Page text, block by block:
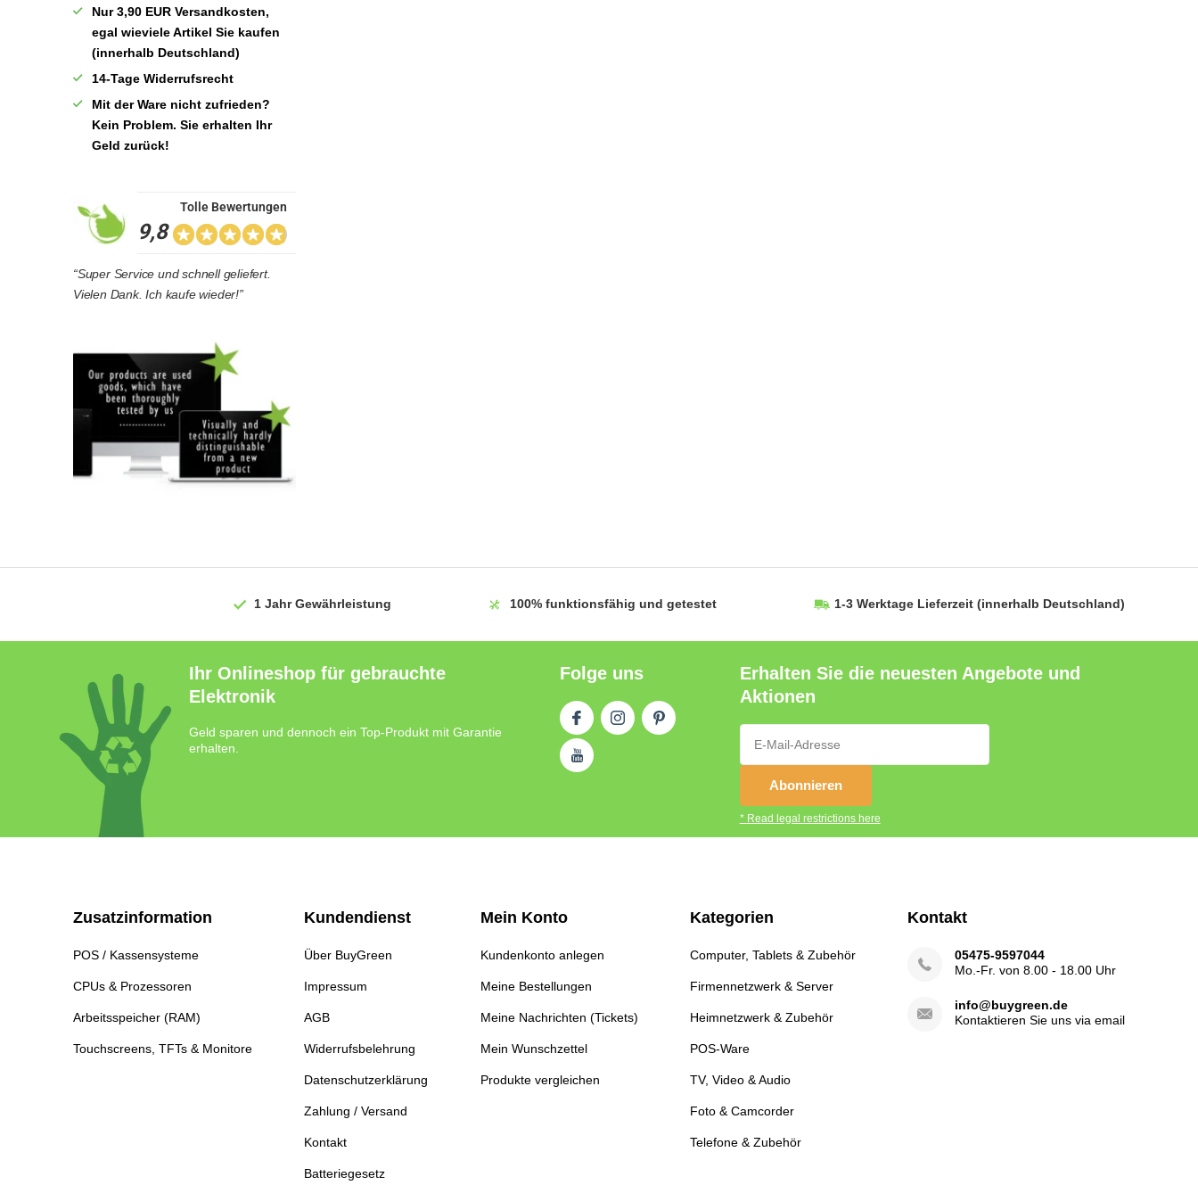
Nur 3,90 EUR Versandkosten,
egal wieviele Artikel Sie kaufen
(innerhalb Deutschland)
14-Tage Widerrufsrecht
Mit der Ware nicht zufrieden?
Kein Problem. Sie erhalten Ihr
Geld zurück!
9,8
Tolle Bewertungen
“Super Service und schnell geliefert.
Vielen Dank. Ich kaufe wieder!”
1 JahrGewährleistung 100% funktionsfähig und getestet 1-3 Werktage Lieferzeit (innerhalb Deutschland)
Ihr Onlineshop für gebrauchte
Elektronik
Geld sparen und dennoch ein Top-Produkt mit Garantie
erhalten.
Folge uns
Erhalten Sie die neuesten Angebote und
Aktionen
Abonnieren
* Read legal restrictions here
Zusatzinformation
POS / Kassensysteme
CPUs & Prozessoren
Arbeitsspeicher (RAM)
Touchscreens, TFTs & Monitore
Kundendienst
Über BuyGreen
Impressum
AGB
Widerrufsbelehrung
Datenschutzerklärung
Zahlung / Versand
Kontakt
Batteriegesetz
Mein Konto
Kundenkonto anlegen
Meine Bestellungen
Meine Nachrichten (Tickets)
Mein Wunschzettel
Produkte vergleichen
Kategorien
Computer, Tablets & Zubehör
Firmennetzwerk & Server
Heimnetzwerk & Zubehör
POS-Ware
TV, Video & Audio
Foto & Camcorder
Telefone & Zubehör
Kontakt
05475-9597044
Mo.-Fr. von 8.00 - 18.00 Uhr
info@buygreen.de
Kontaktieren Sie uns via email